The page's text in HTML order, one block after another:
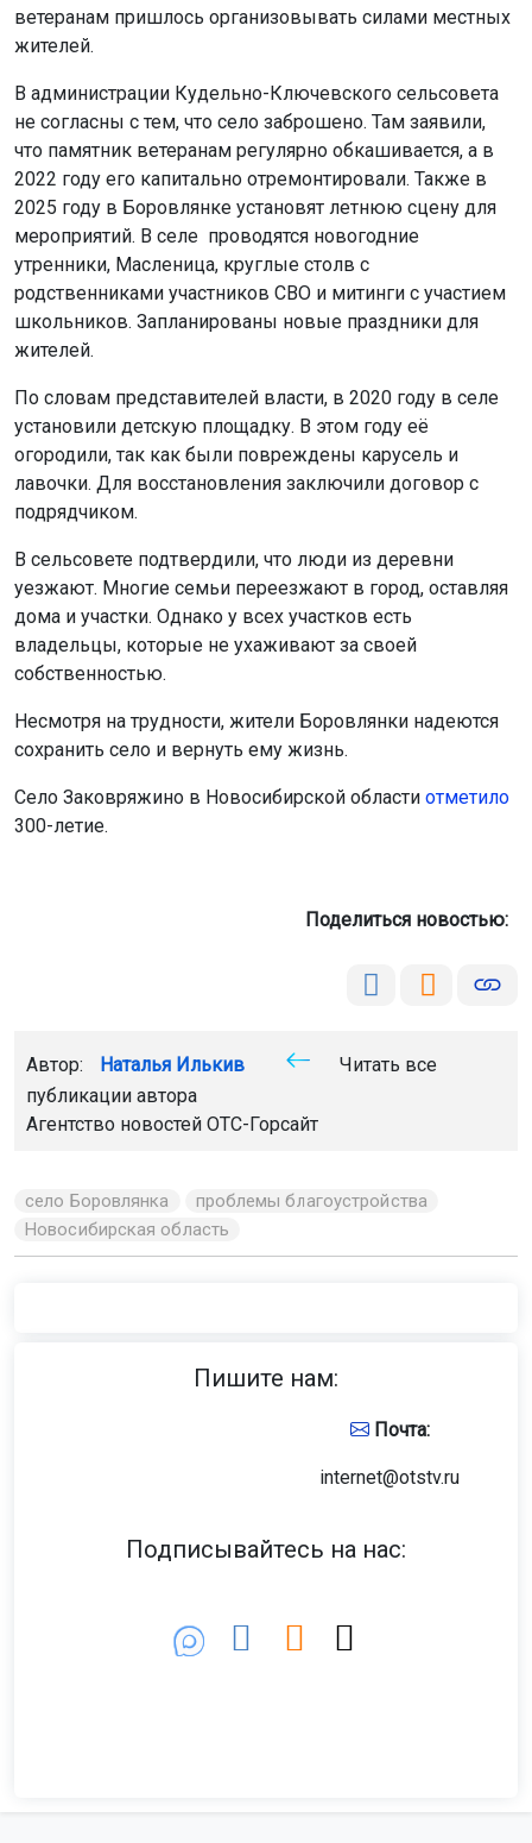
ветеранам пришлось организовывать силами местных
жителей.
В администрации Кудельно-Ключевского сельсовета
не согласны с тем, что село заброшено. Там заявили,
что памятник ветеранам регулярно обкашивается, а в
2022 году его капитально отремонтировали. Также в
2025 году в Боровлянке установят летнюю сцену для
мероприятий. В селе проводятся новогодние
утренники, Масленица, круглые столв с
родственниками участников СВО и митинги с участием
школьников. Запланированы новые праздники для
жителей.
По словам представителей власти, в 2020 году в селе
установили детскую площадку. В этом году её
огородили, так как были повреждены карусель и
лавочки. Для восстановления заключили договор с
подрядчиком.
В сельсовете подтвердили, что люди из деревни
уезжают. Многие семьи переезжают в город, оставляя
дома и участки. Однако у всех участков есть
владельцы, которые не ухаживают за своей
собственностью.
Несмотря на трудности, жители Боровлянки надеются
сохранить село и вернуть ему жизнь.
Село Заковряжино в Новосибирской области отметило
300-летие.
Поделиться новостью:
Автор: Наталья Илькив
Читать все
публикации автора
Агентство новостей ОТС-Горсайт
село Боровлянка
проблемы благоустройства
Новосибирская область
Пишите нам:
Почта:
internet@otstv.ru
Подписывайтесь на нас: